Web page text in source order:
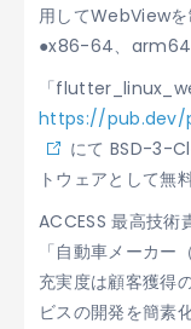
用してWebViewを
●x86-64、arm64
「
https://pub.dev/
にて BSD-3-
トウェアとして無
ACCESS 最高技術
「自動車メーカー
充実度は顧客獲得
ビスの開発を簡素